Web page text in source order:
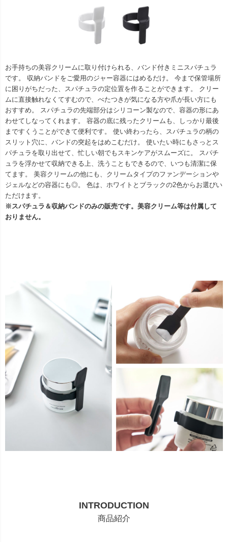
お手持ちの美容クリームに取り付けられる、バンド付きミニスパチュラ
です。 収納バンドをご愛用のジャー容器にはめるだけ。 今まで保管場所
に困りがちだった、スパチュラの定位置を作ることができます。 クリー
ムに直接触れなくてすむので、べたつきが気になる方や爪が長い方にも
おすすめ。 スパチュラの先端部分はシリコーン製なので、容器の形にあ
わせてしなってくれます。 容器の底に残ったクリームも、しっかり最後
まですくうことができて便利です。 使い終わったら、スパチュラの柄の
スリット穴に、バンドの突起をはめこむだけ。 使いたい時にもさっとス
パチュラを取り出せて、忙しい朝でもスキンケアがスムーズに。 スパチ
ュラを浮かせて収納できる上、洗うこともできるので、いつも清潔に保
てます。 美容クリームの他にも、クリームタイプのファンデーションや
ジェルなどの容器にも◎。 色は、ホワイトとブラックの2色からお選びい
ただけます。
※スパチュラ＆収納バンドのみの販売です。美容クリーム等は付属して
おりません。
INTRODUCTION
商品紹介